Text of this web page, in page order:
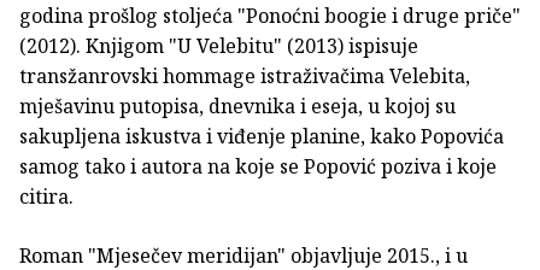
godina prošlog stoljeća "Ponoćni boogie i druge priče"
(2012). Knjigom "U Velebitu" (2013) ispisuje
transžanrovski hommage istraživačima Velebita,
mješavinu putopisa, dnevnika i eseja, u kojoj su
sakupljena iskustva i viđenje planine, kako Popovića
samog tako i autora na koje se Popović poziva i koje
citira.
Roman "Mjesečev meridijan" objavljuje 2015., i u